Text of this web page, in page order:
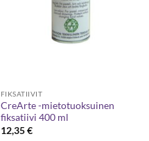
FIKSATIIVIT
CreArte -mietotuoksuinen
fiksatiivi 400 ml
12,35€